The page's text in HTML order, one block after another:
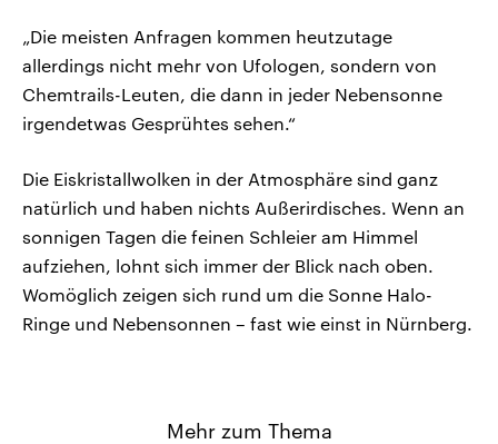
„Die meisten Anfragen kommen heutzutage
allerdings nicht mehr von Ufologen, sondern von
Chemtrails-Leuten, die dann in jeder Nebensonne
irgendetwas Gesprühtes sehen.“
Die Eiskristallwolken in der Atmosphäre sind ganz
natürlich und haben nichts Außerirdisches. Wenn an
sonnigen Tagen die feinen Schleier am Himmel
aufziehen, lohnt sich immer der Blick nach oben.
Womöglich zeigen sich rund um die Sonne Halo-
Ringe und Nebensonnen – fast wie einst in Nürnberg.
Mehr zum Thema